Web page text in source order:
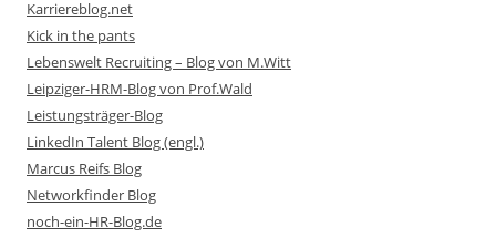
Karriereblog.net
Kick in the pants
Lebenswelt Recruiting – Blog von M.Witt
Leipziger-HRM-Blog von Prof.Wald
Leistungsträger-Blog
LinkedIn Talent Blog (engl.)
Marcus Reifs Blog
Networkfinder Blog
noch-ein-HR-Blog.de